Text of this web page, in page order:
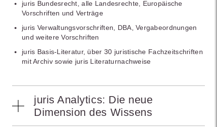
juris Bundesrecht, alle Landesrechte, Europäische
Vorschriften und Verträge
juris Verwaltungsvorschriften, DBA, Vergabeordnungen
und weitere Vorschriften
juris Basis-Literatur, über 30 juristische Fachzeitschriften
mit Archiv sowie juris Literaturnachweise
juris Analytics: Die neue
Dimension des Wissens